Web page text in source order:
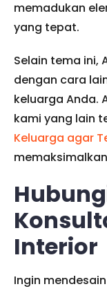
memadukan
yang tepat.
Selain tema ini,
dengan cara
keluarga Anda.
kami yang lain
Keluarga agar
Interior
Ingin